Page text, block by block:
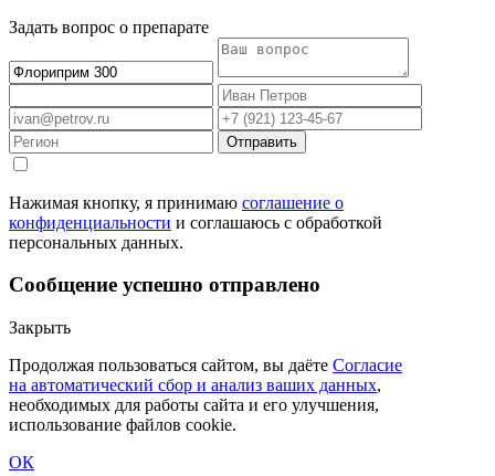
Задать вопрос о препарате
Отправить
Нажимая кнопку, я принимаю соглашение о
конфиденциальности и соглашаюсь с обработкой
персональных данных.
Сообщение успешно отправлено
Закрыть
Продолжая пользоваться сайтом, вы даёте Согласие
на автоматический сбор и анализ ваших данных,
необходимых для работы сайта и его улучшения,
использование файлов cookie.
ОК